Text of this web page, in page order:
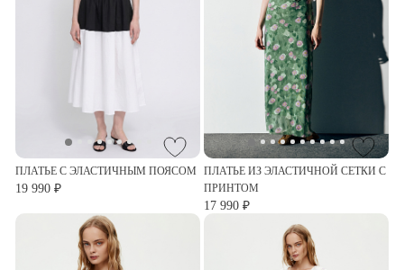
ПЛАТЬЕ С ЭЛАСТИЧНЫМ ПОЯСОМ
19 990 ₽
ПЛАТЬЕ ИЗ ЭЛАСТИЧНОЙ СЕТКИ С
ПРИНТОМ
17 990 ₽